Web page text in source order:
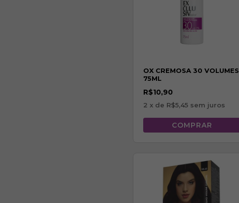
OX CREMOSA 30 VOLUMES
75ML
R$10,90
2 x de R$5,45 sem juros